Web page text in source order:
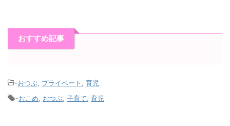
おすすめ記事
-おつぶ プライベート
育児
-おこめ おつぶ 子育て 育児